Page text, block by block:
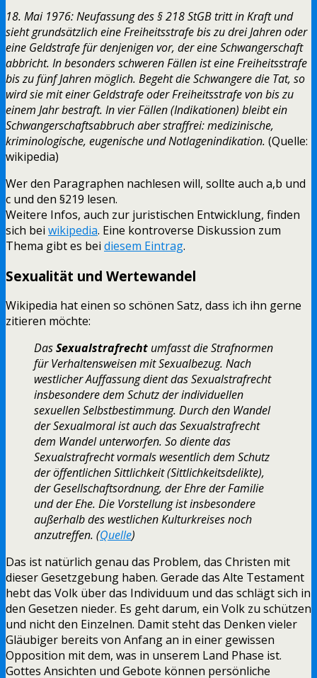
18. Mai 1976: Neufassung des § 218 StGB tritt in Kraft und
sieht grundsätzlich eine Freiheitsstrafe bis zu drei Jahren oder
eine Geldstrafe für denjenigen vor, der eine Schwangerschaft
abbricht. In besonders schweren Fällen ist eine Freiheitsstrafe
bis zu fünf Jahren möglich. Begeht die Schwangere die Tat, so
wird sie mit einer Geldstrafe oder Freiheitsstrafe von bis zu
einem Jahr bestraft. In vier Fällen (Indikationen) bleibt ein
Schwangerschaftsabbruch aber straffrei: medizinische,
kriminologische, eugenische und Notlagenindikation. (Quelle:
wikipedia)
Wer den Paragraphen nachlesen will, sollte auch a,b und
c und den §219 lesen.
Weitere Infos, auch zur juristischen Entwicklung, finden
sich bei wikipedia. Eine kontroverse Diskussion zum
Thema gibt es bei diesem Eintrag.
Sexualität und Wertewandel
Wikipedia hat einen so schönen Satz, dass ich ihn gerne
zitieren möchte:
DasSexualstrafrecht umfasst die Strafnormen
für Verhaltensweisen mit Sexualbezug. Nach
westlicher Auffassung dient das Sexualstrafrecht
insbesondere dem Schutz der individuellen
sexuellen Selbstbestimmung. Durch den Wandel
derSexualmoralist auch das Sexualstrafrecht
dem Wandel unterworfen. So diente das
Sexualstrafrecht vormals wesentlich dem Schutz
der öffentlichen Sittlichkeit (Sittlichkeitsdelikte),
der Gesellschaftsordnung, der Ehre der Familie
und der Ehe. Die Vorstellung ist insbesondere
außerhalb des westlichen Kulturkreises noch
anzutreffen. (Quelle)
Das ist natürlich genau das Problem, das Christen mit
dieser Gesetzgebung haben. Gerade das Alte Testament
hebt das Volk über das Individuum und das schlägt sich in
den Gesetzen nieder. Es geht darum, ein Volk zu schützen
und nicht den Einzelnen. Damit steht das Denken vieler
Gläubiger bereits von Anfang an in einer gewissen
Opposition mit dem, was in unserem Land Phase ist.
Gottes Ansichten und Gebote können persönliche